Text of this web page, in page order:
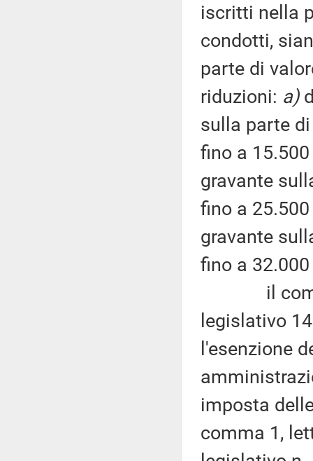
iscritti nella
condotti,
parte di
riduzioni: a)
sulla parte
fino a
gravante
fino a
gravante
fino a
il comma
legislativo
l'esenzione
imposta
comma 1,